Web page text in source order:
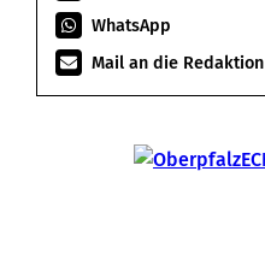
WhatsApp
Mail an die Redaktion